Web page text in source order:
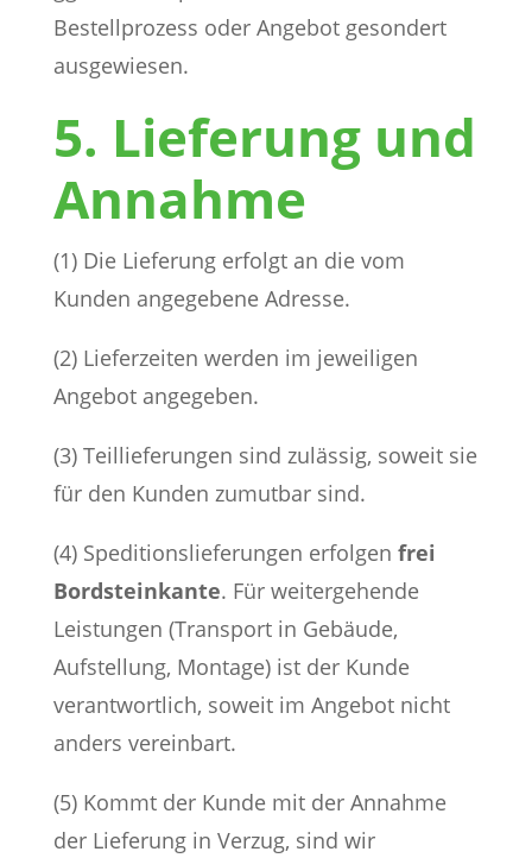
Bestellprozess oder Angebot gesondert
ausgewiesen.
5. Lieferung und
Annahme
(1) Die Lieferung erfolgt an die vom
Kunden angegebene Adresse.
(2) Lieferzeiten werden im jeweiligen
Angebot angegeben.
(3) Teillieferungen sind zulässig, soweit sie
für den Kunden zumutbar sind.
(4) Speditionslieferungen erfolgen frei
Bordsteinkante. Für weitergehende
Leistungen (Transport in Gebäude,
Aufstellung, Montage) ist der Kunde
verantwortlich, soweit im Angebot nicht
anders vereinbart.
(5) Kommt der Kunde mit der Annahme
der Lieferung in Verzug, sind wir